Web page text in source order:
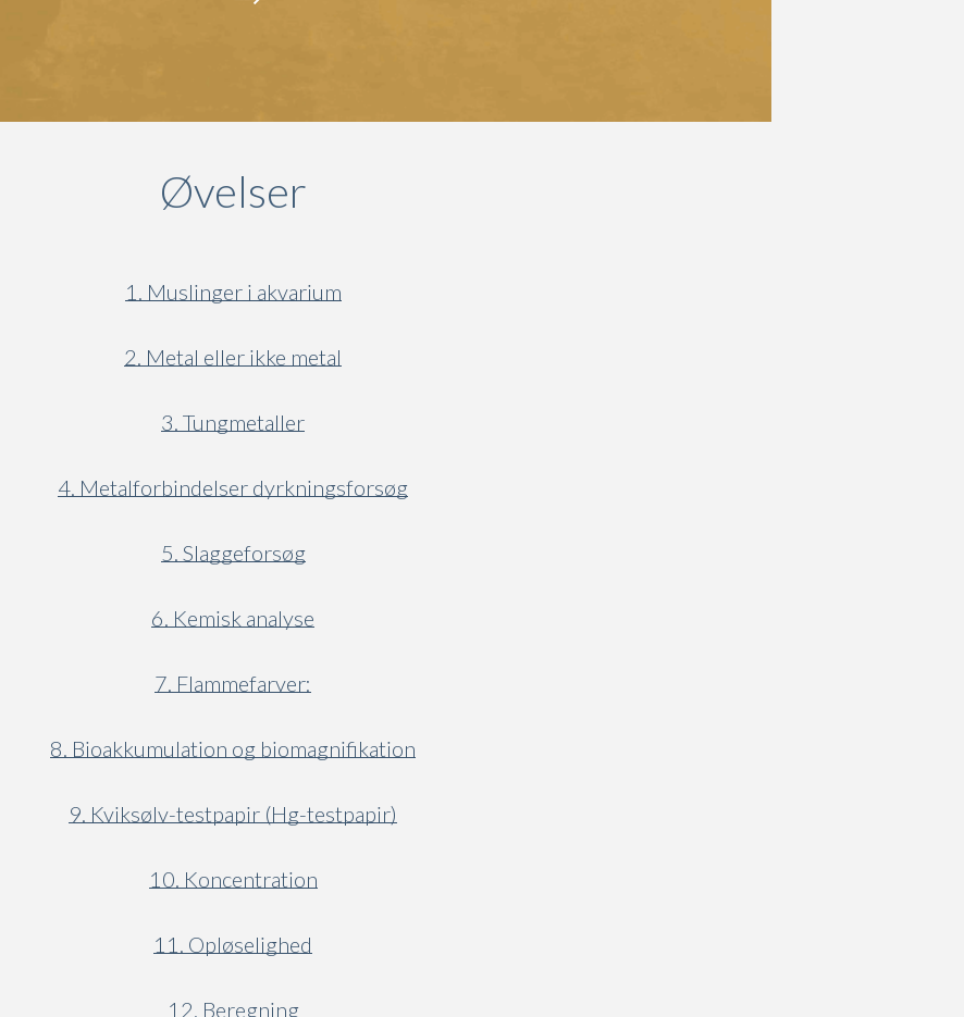
Øvelser
1. Muslinger i akvarium
2. Metal eller ikke metal
3. Tungmetaller
4. Metalforbindelser dyrkningsforsøg
5. Slaggeforsøg
6. Kemisk analyse
7. Flammefarver:
8. Bioakkumulation og biomagnifikation
9. Kviksølv-testpapir (Hg-testpapir)
10. Koncentration
11. Opløselighed
12. Beregning